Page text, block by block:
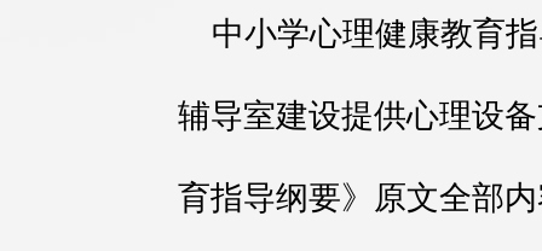
中小学心理健康教育
辅导室建设提供心理设
育指导纲要》原文全部